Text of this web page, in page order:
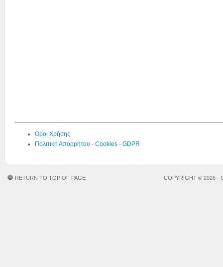
Όροι Χρήσης
Πολιτική Απορρήτου - Cookies - GDPR
RETURN TO TOP OF PAGE COPYRIGHT © 2026 ·